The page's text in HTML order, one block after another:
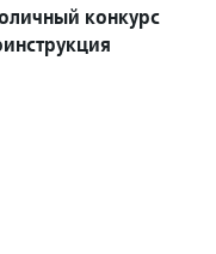
конкурс